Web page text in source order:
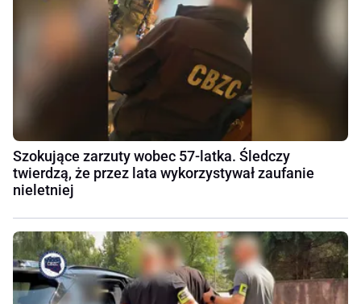
Szokujące zarzuty wobec 57-latka. Śledczy
twierdzą, że przez lata wykorzystywał zaufanie
nieletniej